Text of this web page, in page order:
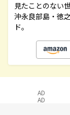
見たことのない
沖永良部島・徳
ド。
AD
AD